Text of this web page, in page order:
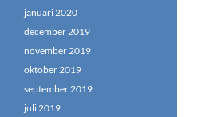
januari 2020
december 2019
november 2019
oktober 2019
september 2019
juli 2019